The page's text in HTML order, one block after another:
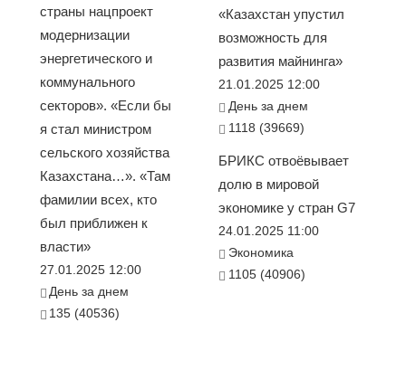
страны нацпроект
модернизации
энергетического и
коммунального
секторов». «Если бы
я стал министром
сельского хозяйства
Казахстана…». «Там
фамилии всех, кто
был приближен к
власти»
27.01.2025 12:00
День за днем
135 (40536)
«Казахстан упустил
возможность для
развития майнинга»
21.01.2025 12:00
День за днем
1118 (39669)
БРИКС отвоёвывает
долю в мировой
экономике у стран G7
24.01.2025 11:00
Экономика
1105 (40906)